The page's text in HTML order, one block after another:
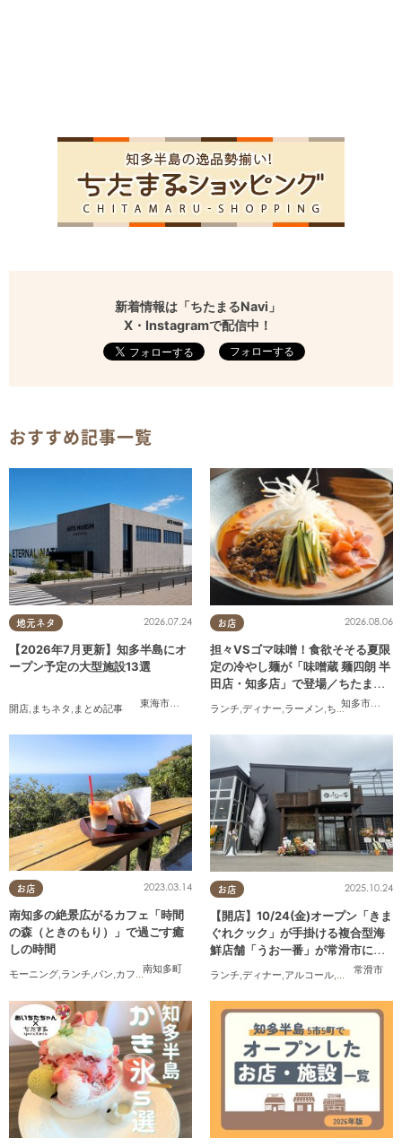
新着情報は「ちたまるNavi」
X・Instagramで配信中！
フォローする
おすすめ記事一覧
地元ネタ
東海市
,大府市 知多市, 美浜町, 南知多町
2026.07.24
【2026年7月更新】知多半島にオ
ープン予定の大型施設13選
開店, まちネタ , まとめ記事
お店
知多市
,半田
2026.08.06
担々VSゴマ味噌！食欲そそる夏限
定の冷やし麺が「味噌蔵 麺四朗 半
田店・知多店」で登場／ちたまる
ランチ,ディナー,ラーメン,ちたまる広告
お店
南知多町
2023.03.14
南知多の絶景広がるカフェ「時間
の森（ときのもり）」で過ごす癒
しの時間
モーニング,ランチ,パン,カフェ ,テイクアウト 自然,行ってみたレポ
お店
常滑市
2025.10.24
【開店】10/24(金)オープン「きま
ぐれクック」が手掛ける複合型海
鮮店舗「うお一番」が常滑市に誕
ランチ ディナー アルコール 開店,まちネタ